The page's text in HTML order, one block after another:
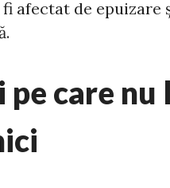
afectat de epuizare
care nu